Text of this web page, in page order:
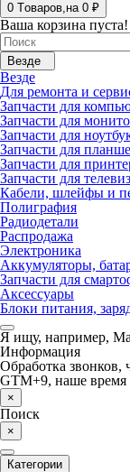
0 Tоваров,на 0 ₽
Ваша корзина пуста!
Везде
Везде
Для ремонта и
Запчасти для
Запчасти для
Запчасти для
Запчасти для
Запчасти для
Запчасти для
Кабели, шлейфы и
Полиграфия
Радиодетали
Распродажа
Электроника
Аккумуляторы,
Запчасти для
Аксессуары
Блоки питания,
Я ищу, например,
Информация
Обработка звонков,
GTM+9, наше время
×
Поиск
×
Категории